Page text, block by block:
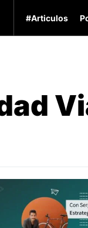
#Articulos